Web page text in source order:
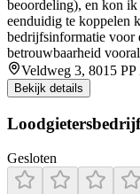
beoordeling), en kon ik
eenduidig te koppelen
bedrijfsinformatie voor
betrouwbaarheid
Veldweg 3, 8015
Bekijk details
Gesloten